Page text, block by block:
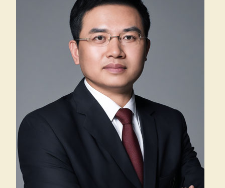
房产纠纷
合同纠纷
债权债务
公司经营
关于我们